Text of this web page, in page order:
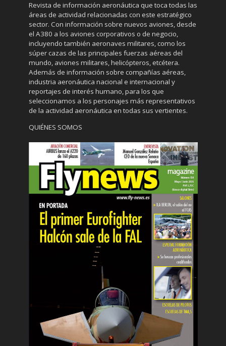
Revista de información aeronáutica que toca todas las
áreas de actividad relacionadas con este estratégico
sector. Con información sobre nuevos aviones, desde
el A380 a los aviones corporativos o de negocio,
incluyendo también aeronaves militares, como los
súper cazas de las principales fuerzas aéreas del
mundo, aviones militares, helicópteros, etcétera.
Además de información sobre compañías aéreas,
industria aeronáutica nacional e internacional y
reportajes de interés humano, para los que
seleccionamos a los personajes más representativos
de la actividad aeronáutica en todas sus vertientes.
QUIÉNES SOMOS